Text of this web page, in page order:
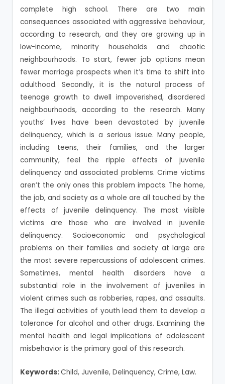
complete high school. There are two main
consequences associated with aggressive behaviour,
according to research, and they are growing up in
low-income, minority households and chaotic
neighbourhoods. To start, fewer job options mean
fewer marriage prospects when it’s time to shift into
adulthood. Secondly, it is the natural process of
teenage growth to dwell impoverished, disordered
neighbourhoods, according to the research. Many
youths’ lives have been devastated by juvenile
delinquency, which is a serious issue. Many people,
including teens, their families, and the larger
community, feel the ripple effects of juvenile
delinquency and associated problems. Crime victims
aren’t the only ones this problem impacts. The home,
the job, and society as a whole are all touched by the
effects of juvenile delinquency. The most visible
victims are those who are involved in juvenile
delinquency. Socioeconomic and psychological
problems on their families and society at large are
the most severe repercussions of adolescent crimes.
Sometimes, mental health disorders have a
substantial role in the involvement of juveniles in
violent crimes such as robberies, rapes, and assaults.
The illegal activities of youth lead them to develop a
tolerance for alcohol and other drugs. Examining the
mental health and legal implications of adolescent
misbehavior is the primary goal of this research.
Keywords:Child, Juvenile, Delinquency, Crime, Law.